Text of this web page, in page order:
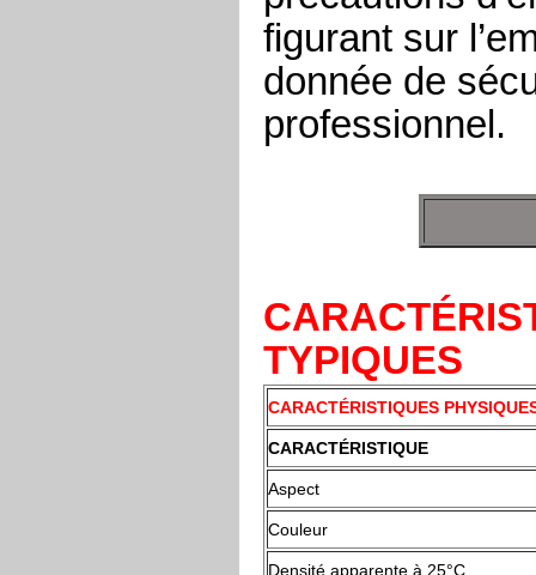
figurant sur
donnée de
professionnel.
TYPIQUES
CARACTÉRISTIQUES
CARACTÉRISTIQUE
Aspect
Couleur
Densité apparente à 25°C